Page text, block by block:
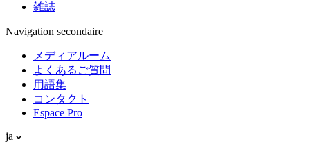
雑誌
Navigation secondaire
メディアルーム
よくあるご質問
用語集
コンタクト
Espace Pro
ja